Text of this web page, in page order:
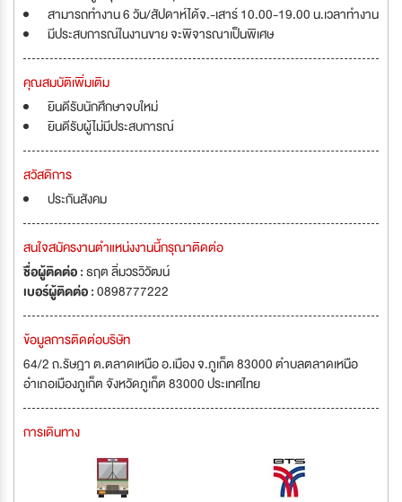
สามารถทำงาน 6 วัน/สัปดาห์ได้จ.-เสาร์ 10.00-19.00 น.เวลาทำงาน
มีประสบการณ์ในงานขาย จะพิจารณาเป็นพิเศษ
คุณสมบัติเพิ่มเติม
ยินดีรับนักศึกษาจบใหม่
ยินดีรับผู้ไม่มีประสบการณ์
สวัสดิการ
ประกันสังคม
สนใจสมัครงานตำแหน่งงานนี้กรุณาติดต่อ
ชื่อผู้ติดต่อ :ธฤต ลิ่มวรวิวัฒน์
เบอร์ผู้ติดต่อ :0898777222
ข้อมูลการติดต่อบริษัท
64/2 ถ.รัษฎา ต.ตลาดเหนือ อ.เมือง จ.ภูเก็ต 83000 ตำบลตลาดเหนือ
อำเภอเมืองภูเก็ต จังหวัดภูเก็ต 83000 ประเทศไทย
การเดินทาง